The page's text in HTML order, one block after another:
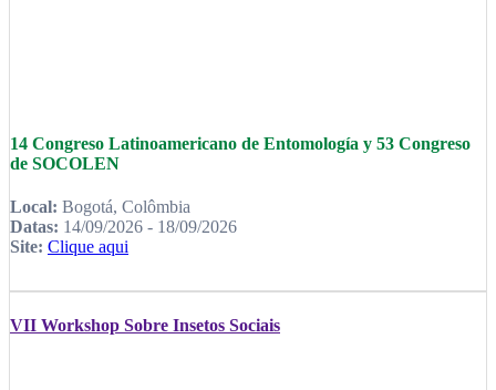
14 Congreso Latinoamericano de Entomología y 53 Congreso
de SOCOLEN
Local: Bogotá, Colômbia
Datas: 14/09/2026 - 18/09/2026
Site: Clique aqui
VII Workshop Sobre Insetos Sociais